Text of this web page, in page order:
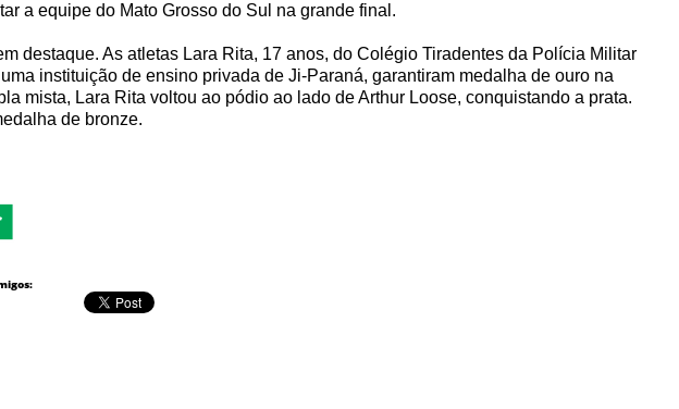
a equipe do Mato Grosso do Sul na grande final.
destaque. As atletas Lara Rita, 17 anos, do Colégio Tiradentes da Polícia Militar
instituição de ensino privada de Ji-Paraná, garantiram medalha de ouro na
mista, Lara Rita voltou ao pódio ao lado de Arthur Loose, conquistando a prata.
de bronze.